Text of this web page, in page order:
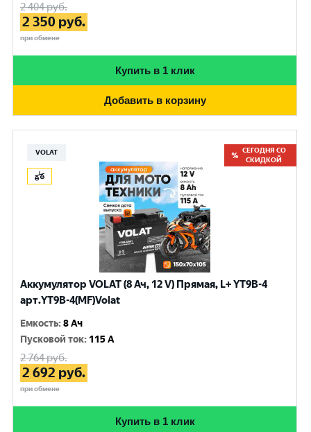
2 404руб.
2 350 руб.
при обмене
Купить в 1 клик
Добавить в корзину
VOLAT
СЕГОДНЯ СО
СКИДКОЙ
Аккумулятор VOLAT (8 Ач, 12 V) Прямая, L+ YT9B-4
арт.YT9B-4(MF)Volat
Емкость:8 Ач
Пусковой ток: 115 A
2 764руб.
2 692 руб.
при обмене
Купить в 1 клик